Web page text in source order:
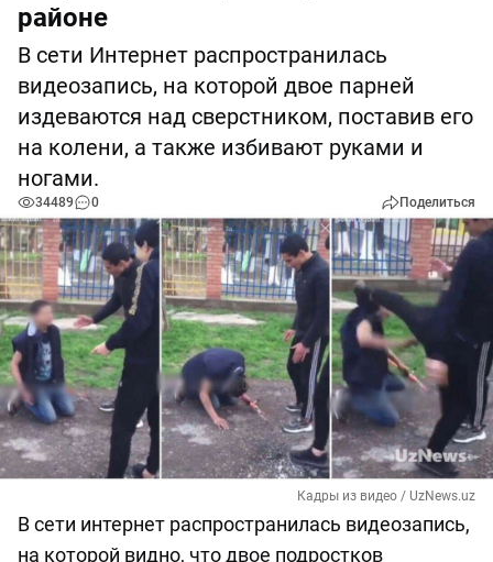
районе
В сети Интернет распространилась
видеозапись, на которой двое парней
издеваются над сверстником, поставив его
на колени, а также избивают руками и
ногами.
34489 0 Поделиться
Кадры из видео / UzNews.uz
В сети интернет распространилась видеозапись,
на которой видно, что двое подростков